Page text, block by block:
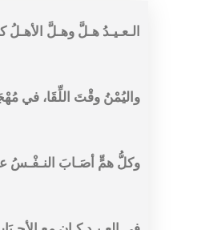
الـعـيـدُ هـلَّ وهـلَّ الأهـلُ
واليُمْنُ وقْتَ اللِّقَا، في
وكلُّ همٍّ أصَـابَ النـفْـسُ